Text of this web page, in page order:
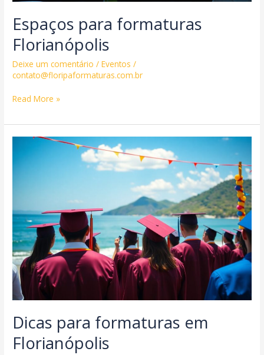
Espaços para formaturas
Florianópolis
Deixe um comentário /Eventos /
contato@floripaformaturas.com.br
Espaços
formaturas
Florianópolis
Read More »
Dicas para formaturas em
Florianópolis